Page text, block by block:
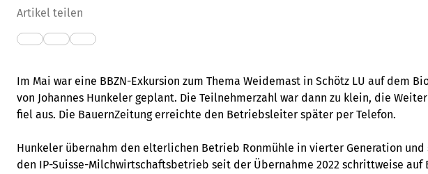
Artikel teilen
Im Mai war eine BBZN-Exkursion zum Thema Weidemast in Schötz LU auf dem
von Johannes Hunkeler geplant. Die Teilnehmerzahl war dann zu klein, die
fiel aus. Die BauernZeitung erreichte den Betriebsleiter später per Telefon.
Hunkeler übernahm den elterlichen Betrieb Ronmühle in vierter Generation
den IP-Suisse-Milchwirtschaftsbetrieb seit der Übernahme 2022 schrittweise auf